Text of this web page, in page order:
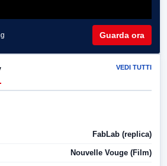
Guarda ora
VEDI TUTTI
FabLab (replica)
Nouvelle Vouge (Film)